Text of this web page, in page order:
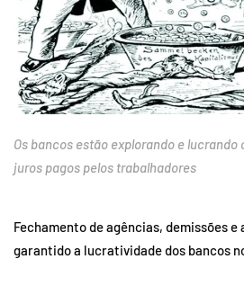
Os bancos estão explorando e lucrando
juros pagos pelos trabalhadores
Fechamento de agências, demissões
garantido a lucratividade dos bancos